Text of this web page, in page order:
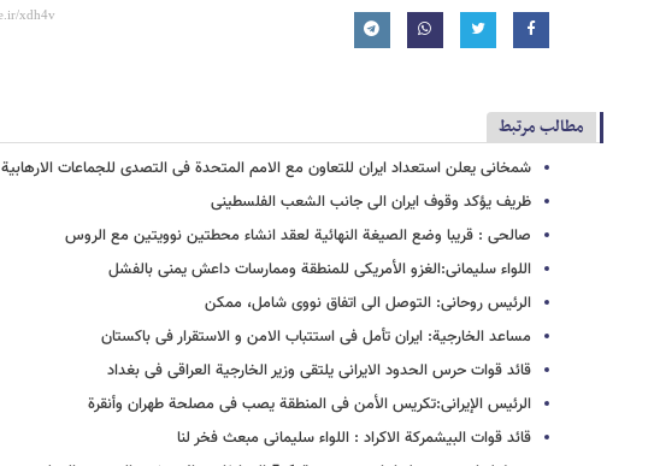
مطالب مرتبط
شمخانی یعلن استعداد ایران للتعاون مع الامم المتحدة فی التصدی للجماعات الارهابیة
ظریف یؤکد وقوف ایران الی جانب الشعب الفلسطینی
صالحی : قریبا وضع الصیغة النهائیة لعقد انشاء محطتین نوویتین مع الروس
اللواء سلیمانی:الغزو الأمریکی للمنطقة وممارسات داعش یمنی بالفشل
الرئیس روحانی: التوصل الی اتفاق نووی شامل، ممکن
مساعد الخارجیة: ایران تأمل فی استتباب الامن و الاستقرار فی باکستان
قائد قوات حرس الحدود الایرانی یلتقی وزیر الخارجیة العراقی فی بغداد
الرئیس الإیرانی:تکریس الأمن فی المنطقة یصب فی مصلحة طهران وأنقرة
قائد قوات البیشمرکة الاکراد : اللواء سلیمانی مبعث فخر لنا